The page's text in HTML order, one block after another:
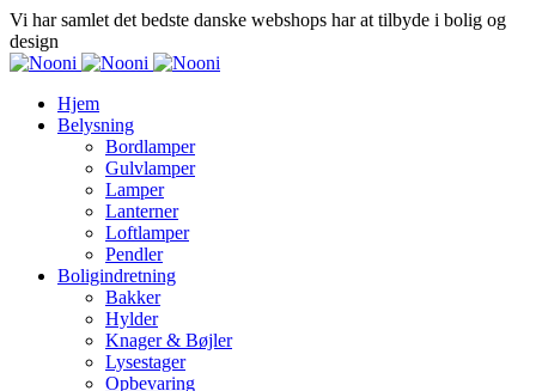
Vi har samlet det bedste danske webshops har at tilbyde i bolig og
design
Hjem
Belysning
Bordlamper
Gulvlamper
Lamper
Lanterner
Loftlamper
Pendler
Boligindretning
Bakker
Hylder
Knager & Bøjler
Lysestager
Opbevaring